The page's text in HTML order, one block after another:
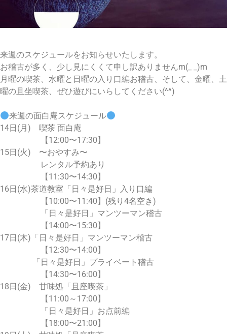
来週のスケジュールをお知らせいたします。
お稽古が多く、少し見にくくて申し訳ありませんm(_ _)m
月曜の喫茶、水曜と日曜の入り口編お稽古、そして、金曜、土
曜の且坐喫茶、ぜひ遊びにいらしてください(^^)
来週の面白庵スケジュール
14日(月) 喫茶 面白庵
【12:00〜17:30】
15日(火) 〜おやすみ〜
レンタル予約あり
【11:30〜14:30】
16日(水)茶道教室「日々是好日」入り口編
【10:00〜11:40】(残り4名空き)
「日々是好日」マンツーマン稽古
【14:00〜15:30】
17日(木)「日々是好日」マンツーマン稽古
【12:30〜14:00】
「日々是好日」プライベート稽古
【14:30〜16:00】
18日(金) 甘味処「且座喫茶」
【11:00～17:00】
「日々是好日」お点前編
【18:00〜21:00】